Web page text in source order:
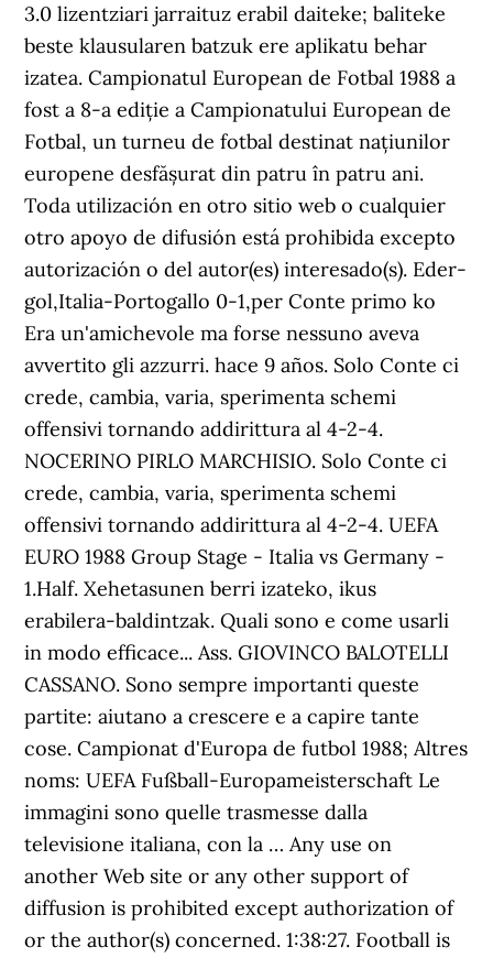
3.0 lizentziari jarraituz erabil daiteke; baliteke
beste klausularen batzuk ere aplikatu behar
izatea. Campionatul European de Fotbal 1988 a
fost a 8-a ediție a Campionatului European de
Fotbal, un turneu de fotbal destinat națiunilor
europene desfășurat din patru în patru ani.
Toda utilización en otro sitio web o cualquier
otro apoyo de difusión está prohibida excepto
autorización o del autor(es) interesado(s). Eder-
gol,Italia-Portogallo 0-1,per Conte primo ko
Era un'amichevole ma forse nessuno aveva
avvertito gli azzurri. hace 9 años. Solo Conte ci
crede, cambia, varia, sperimenta schemi
offensivi tornando addirittura al 4-2-4.
NOCERINO PIRLO MARCHISIO. Solo Conte ci
crede, cambia, varia, sperimenta schemi
offensivi tornando addirittura al 4-2-4. UEFA
EURO 1988 Group Stage - Italia vs Germany -
1.Half. Xehetasunen berri izateko, ikus
erabilera-baldintzak. Quali sono e come usarli
in modo efficace... Ass. GIOVINCO BALOTELLI
CASSANO. Sono sempre importanti queste
partite: aiutano a crescere e a capire tante
cose. Campionat d'Europa de futbol 1988; Altres
noms: UEFA Fußball-Europameisterschaft Le
immagini sono quelle trasmesse dalla
televisione italiana, con la … Any use on
another Web site or any other support of
diffusion is prohibited except authorization of
or the author(s) concerned. 1:38:27. Football is